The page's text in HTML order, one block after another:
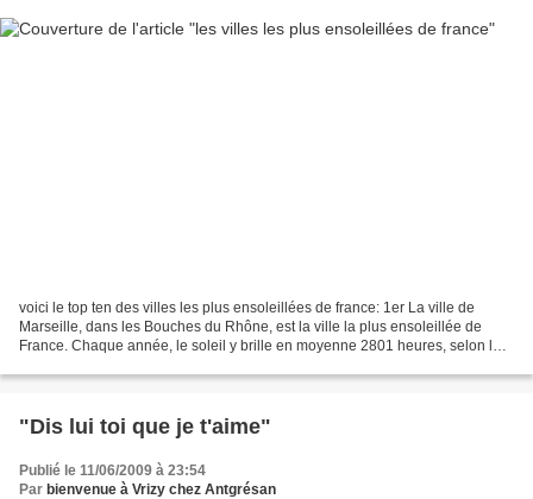
voici le top ten des villes les plus ensoleillées de france: 1er La ville de
Marseille, dans les Bouches du Rhône, est la ville la plus ensoleillée de
France. Chaque année, le soleil y brille en moyenne 2801 heures, selon les
"Dis lui toi que je t'aime"
Publié le 11/06/2009 à 23:54
Par bienvenue à Vrizy chez Antgrésan